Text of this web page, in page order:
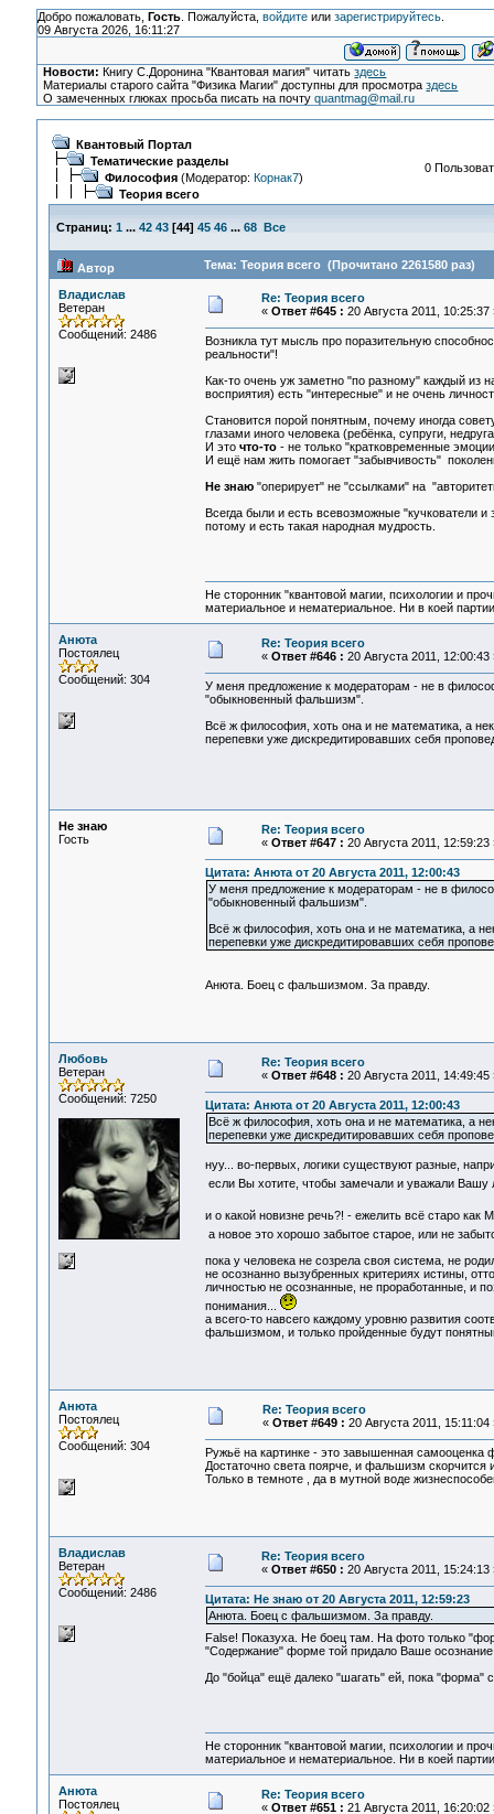
Добро пожаловать, Гость. Пожалуйста, войдитеили зарегистрируйтесь.
09 Августа 2026, 16:11:27
Новости: Книгу С.Доронина "Квантовая магия" читатьздесь
Материалы старого сайта "Физика Магии" доступны для просмотраздесь
О замеченных глюках просьба писать на почтуquantmag@mail.ru
Квантовый Портал
Тематические разделы
Философия(Модератор: Корнак7)
Теория всего
0
Страниц: 1 ... 42 43[44] 45 46 ... 68 Все
Автор Тема: Теория всего (Прочитано 2261580 раз)
Владислав
Ветеран
Сообщений: 2486
Re: Теория всего
« Ответ #645 : 20 Августа 2011, 10:25:37
Возникла тут мысль про поразительную
реальности"!
Как-то очень уж заметно "по разному" каждый из
восприятия) есть "интересные" и не очень
Становится порой понятным, почему иногда
глазами иного человека (ребёнка, супруги,
И это что-то- не только "кратковременные
И ещё нам жить помогает "забывчивость"
Не знаю"оперирует" не "ссылками" на
Всегда были и есть всевозможные "кучкователи
потому и есть такая народная мудрость.
Не сторонник "квантовой магии, психологии и
материальное и нематериальное. Ни в коей
Анюта
Постоялец
Сообщений: 304
Re: Теория всего
« Ответ #646 : 20 Августа 2011, 12:00:43
У меня предложение к модераторам - не в
"обыкновенный фальшизм".
Всё ж философия, хоть она и не математика, а
перепевки уже дискредитировавших себя
Не знаю
Гость
Re: Теория всего
« Ответ #647 : 20 Августа 2011, 12:59:23
Цитата: Анюта от 20 Августа 2011, 12:00:43
У меня предложение к модераторам - не в
"обыкновенный фальшизм".
Всё ж философия, хоть она и не математика, а
перепевки уже дискредитировавших себя
Анюта. Боец с фальшизмом. За правду.
Любовь
Ветеран
Сообщений: 7250
Re: Теория всего
« Ответ #648 : 20 Августа 2011, 14:49:45
Цитата: Анюта от 20 Августа 2011, 12:00:43
Всё ж философия, хоть она и не математика, а
перепевки уже дискредитировавших себя
нуу... во-первых, логики существуют разные,
если Вы хотите, чтобы замечали и уважали Вашу
и о какой новизне речь?! - ежелить всё старо как
а новое это хорошо забытое старое, или не
пока у человека не созрела своя система, не
не осознанно вызубренных критериях истины,
личностью не осознанные, не проработанные, и
понимания...
а всего-то навсего каждому уровню развития
фальшизмом, и только пройденные будут
Анюта
Постоялец
Сообщений: 304
Re: Теория всего
« Ответ #649 : 20 Августа 2011, 15:11:04
Ружьё на картинке - это завышенная самооценка
Достаточно света поярче, и фальшизм скорчится
Только в темноте , да в мутной воде
Владислав
Ветеран
Сообщений: 2486
Re: Теория всего
« Ответ #650 : 20 Августа 2011, 15:24:13
Цитата: Не знаю от 20 Августа 2011, 12:59:23
Анюта. Боец с фальшизмом. За правду.
False! Показуха. Не боец там. На фото только
"Содержание" форме той придало Ваше
До "бойца" ещё далеко "шагать" ей, пока "форма"
Не сторонник "квантовой магии, психологии и
материальное и нематериальное. Ни в коей
Анюта
Постоялец
Re: Теория всего
« Ответ #651 : 21 Августа 2011, 16:20:02